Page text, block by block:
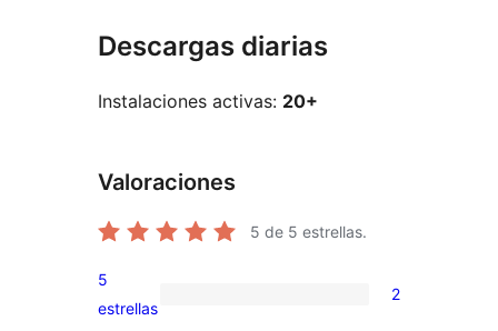
Descargas diarias
Instalaciones activas: 20+
Valoraciones
5 de 5 estrellas.
2
5
estrellas
2